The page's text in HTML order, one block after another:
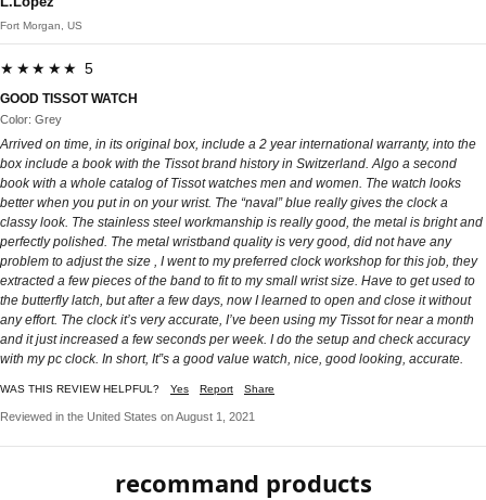
Fort Morgan, US
★★★★★ 5
GOOD TISSOT WATCH
Color: Grey
Arrived on time, in its original box, include a 2 year international warranty, into the
box include a book with the Tissot brand history in Switzerland. Algo a second
book with a whole catalog of Tissot watches men and women. The watch looks
better when you put in on your wrist. The “naval” blue really gives the clock a
classy look. The stainless steel workmanship is really good, the metal is bright and
perfectly polished. The metal wristband quality is very good, did not have any
problem to adjust the size , I went to my preferred clock workshop for this job, they
extracted a few pieces of the band to fit to my small wrist size. Have to get used to
the butterfly latch, but after a few days, now I learned to open and close it without
any effort. The clock it’s very accurate, I’ve been using my Tissot for near a month
and it just increased a few seconds per week. I do the setup and check accuracy
with my pc clock. In short, It”s a good value watch, nice, good looking, accurate.
WAS THIS REVIEW HELPFUL? Yes Report Share
Reviewed in the United States on August 1, 2021
recommand products